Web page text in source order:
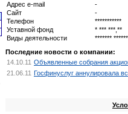
Адрес e-mail
-
Сайт
-
Телефон
***********
Уставной фонд
* *** ***,**
Виды деятельности
*******
Последние новости о компании:
14.10.11 Объявленные собрания
21.06.11 Госфинуслуг аннулировала